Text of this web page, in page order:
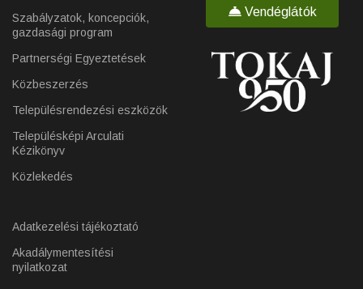
Szabályzatok, koncepciók,
gazdasági program
Partnerségi Egyeztetések
Közbeszerzés
Településrendezési eszközök
Településképi Arculati
Kézikönyv
Közlekedés
Adatkezelési tájékoztató
Akadálymentesítési
nyilatkozat
Vendéglátók